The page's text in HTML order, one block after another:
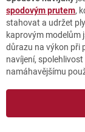
spodovým prutem,
stahovat a udržet
kaprovým modelům
důrazu na výkon při
navíjení,
namáhavějšímu
V
p